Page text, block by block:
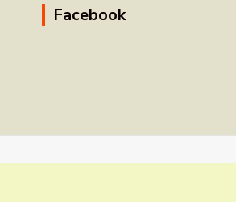
Facebook